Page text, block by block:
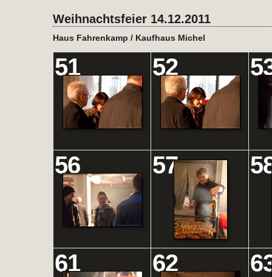
Weihnachtsfeier 14.12.2011
Haus Fahrenkamp / Kaufhaus Michel
51 52
56 57
61 62